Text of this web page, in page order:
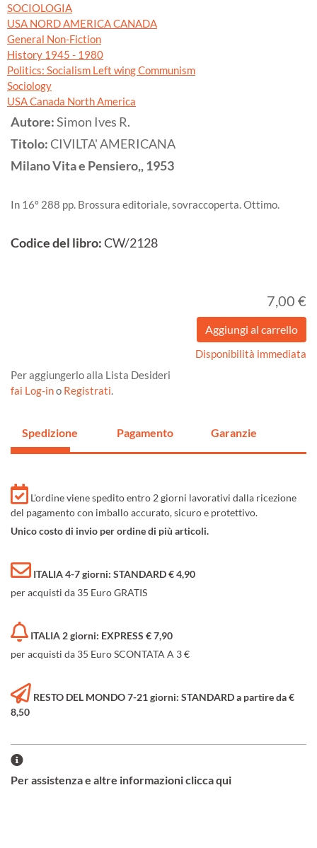
SOCIOLOGIA
USA NORD AMERICA CANADA
General Non-Fiction
History 1945 - 1980
Politics: Socialism Left wing Communism
Sociology
USA Canada North America
Autore:Simon Ives R.
Titolo:CIVILTA' AMERICANA
MilanoVita e Pensiero,,1953
In 16º 288 pp. Brossura editoriale, sovraccoperta. Ottimo.
Codice del libro:CW/2128
7,00 €
Disponibilità immediata
Per aggiungerlo alla Lista Desideri
fai Log-ino Registrati.
Spedizione Pagamento Garanzie
L'ordine viene spedito entro 2 giorni lavorativi dalla ricezione
del pagamento con imballo accurato, sicuro e protettivo.
Unico costo di invio per ordine di più articoli.
ITALIA 4-7 giorni: STANDARD € 4,90
per acquisti da 35 Euro GRATIS
ITALIA 2 giorni: EXPRESS € 7,90
per acquisti da 35 Euro SCONTATA A 3 €
RESTO DEL MONDO 7-21 giorni: STANDARD a partire da €
8,50
Per assistenza e altre informazioni clicca qui